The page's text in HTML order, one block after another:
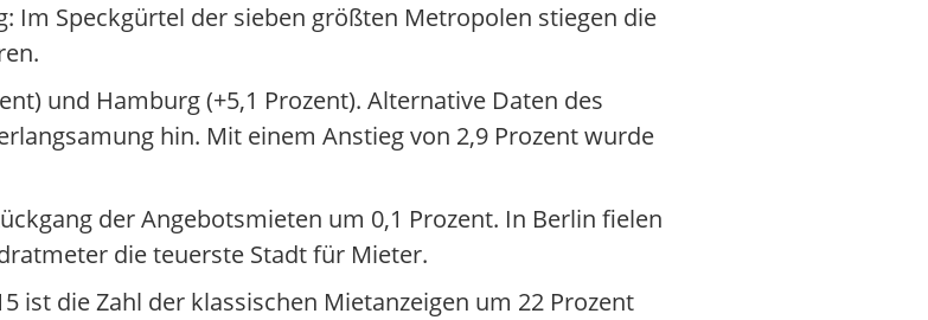
Im Speckgürtel der sieben größten Metropolen stiegen die
und Hamburg (+5,1 Prozent). Alternative Daten des
hin. Mit einem Anstieg von 2,9 Prozent wurde
der Angebotsmieten um 0,1 Prozent. In Berlin fielen
die teuerste Stadt für Mieter.
ist die Zahl der klassischen Mietanzeigen um 22 Prozent